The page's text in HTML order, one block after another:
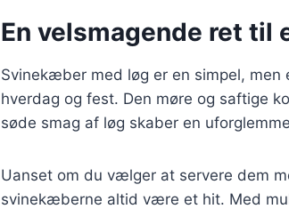
En velsmagende ret til
Svinekæber med løg er en simpel,
hverdag og fest. Den møre og saftige
søde smag af løg skaber en
Uanset om du vælger at servere dem
svinekæberne altid være et hit. Med